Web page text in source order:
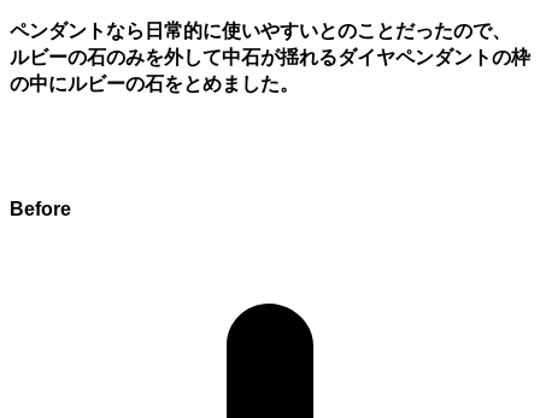
ペンダントなら日常的に使いやすいとのことだったので、
ルビーの石のみを外して中石が揺れるダイヤペンダントの枠
の中にルビーの石をとめました。
Before